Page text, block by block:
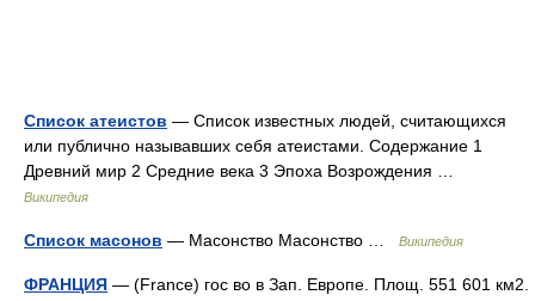
Список атеистов — Список известных людей, считающихся
или публично называвших себя атеистами. Содержание 1
Древний мир 2 Средние века 3 Эпоха Возрождения …
Википедия
Список масонов — Масонство Масонство … Википедия
ФРАНЦИЯ — (France) гос во в Зап. Европе. Площ. 551 601 км2.